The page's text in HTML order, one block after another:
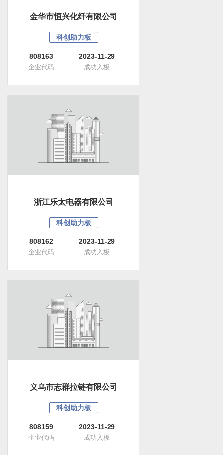
金华市恒兴化纤有限公司
科创助力板
808163
企业代码
2023-11-29
成功入板
浙江乐太电器有限公司
科创助力板
808162
企业代码
2023-11-29
成功入板
义乌市志群拉链有限公司
科创助力板
808159
企业代码
2023-11-29
成功入板